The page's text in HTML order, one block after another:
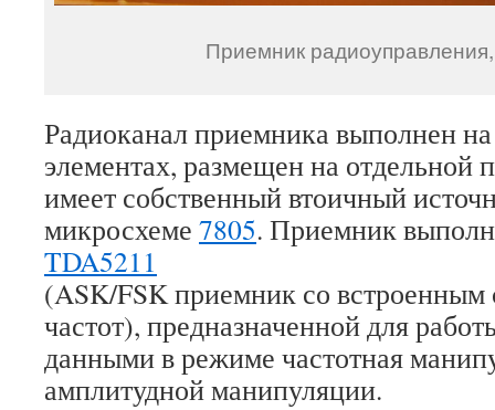
Приемник
Радиоканал приемника выполнен
элементах, размещен на отдельной
имеет собственный втоичный
микросхеме 7805. Приемник
TDA5211
(ASK/FSK приемник со встроенным
частот), предназначенной для
данными в режиме частотная
амплитудной манипуляции.